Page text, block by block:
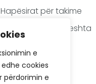
e
cookies
përdorimin e
Hapësirat për takime
Pyetjet më të shpeshta
Rastet e suksesit
KCSF në media
Historiku i KCSF-së